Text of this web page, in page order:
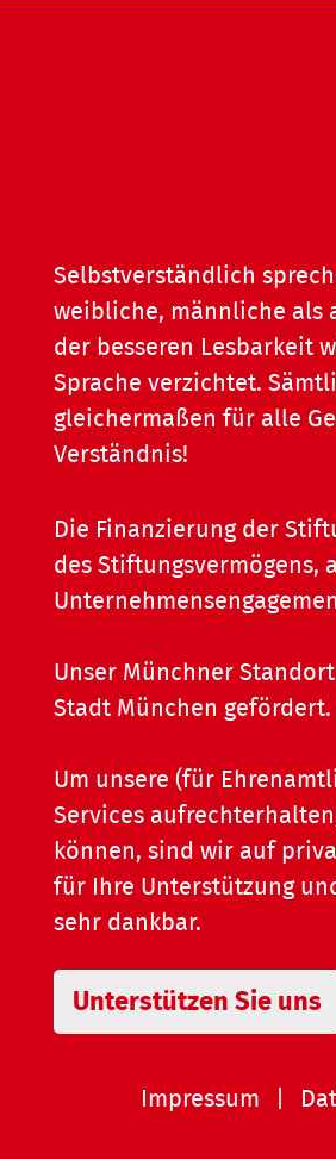
Selbstverständlich
weibliche, männliche als
der besseren Lesbarkeit
Sprache verzichtet.
gleichermaßen für alle
Verständnis!
Die Finanzierung der
des Stiftungsvermögens,
Unser Münchner
Stadt München gefördert.
Um unsere (für
Services
können, sind wir auf
für Ihre Unterstützung
sehr dankbar.
Unterstützen Sie uns
Impressum